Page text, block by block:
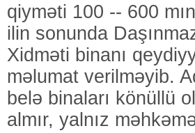
qiyməti 100 -- 600
ilin sonunda
Xidməti binanı
məlumat verilməyib.
belə binaları könüllü
almır, yalnız